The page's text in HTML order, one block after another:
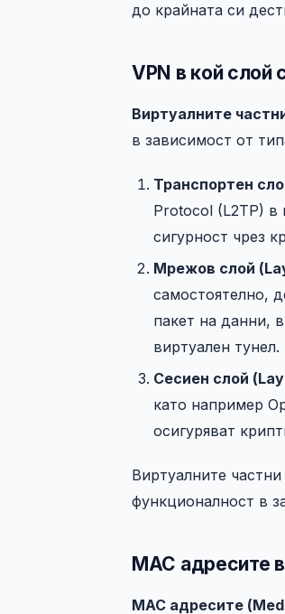
до крайната си
VPN в кой слой
Виртуалните
в зависимост от
Транспортен
Protocol (L2TP) в
сигурност чрез
Мрежов слой
самостоятелно,
пакет на данни,
виртуален тунел.
Сесиен слой
като например
осигуряват
Виртуалните
функционалност в
MAC адресите
MAC адресите